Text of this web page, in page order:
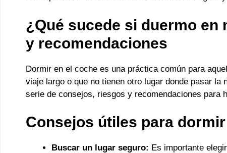
¿Qué sucede si duermo
y recomendaciones
Dormir en el coche es una práctica común para
viaje largo o que no tienen otro lugar donde pasar
serie de consejos, riesgos y recomendaciones para
Consejos útiles para
Buscar un lugar seguro: Es importante